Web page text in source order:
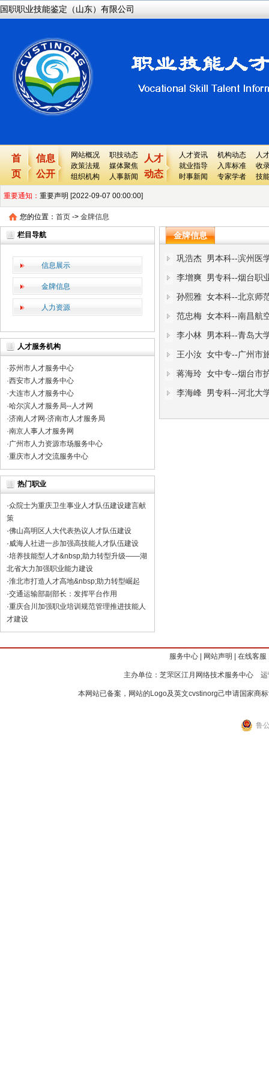
国职职业技能鉴定（山东）有限公司
首
页
信息
公开
网站概况
职技动态
政策法规
媒体聚焦
组织机构
人事新闻
人才
动态
人才资讯 机构动态
人
就业指导
入库标准
收
时事新闻
专家学者 技
重要通知： 重要声明 [2022-09-07 00:00:00]
国职网重要提醒及声明 [2022-04-13 00:00:00]
重要说明---关于国职网最新版证书上的各个栏目的详细解释 [2022-04-
关于国职网性质、业务等所有问题的常见问题 [2022-04-08 00:00:00]
关于国职网所发证书的重要性 [2022-04-08 00:00:00]
国职网在中华工商时报的登报声明，请避免上当受骗 [2022-04-07
关于国职网证书有效期的公告 [2023-04-12 00:00:00]
关于国职网业务停止的公告 [2023-03-11 00:00:00]
您的位置： 首页 -> 金牌信息
栏目导航
信息展示
金牌信息
人力资源
人才服务机构
·苏州市人才服务中心
·西安市人才服务中心
·大连市人才服务中心
·哈尔滨人才服务局--人才网
·济南人才网-济南市人才服务局
·南京人事人才服务网
·广州市人力资源市场服务中心
·重庆市人才交流服务中心
热门职业
·众院士为重庆卫生事业人才队伍建设建言献
策
·佛山高明区人大代表热议人才队伍建设
·威海人社进一步加强高技能人才队伍建设
·培养技能型人才&nbsp;助力转型升级——湖
北省大力加强职业能力建设
·淮北市打造人才高地&nbsp;助力转型崛起
·交通运输部副部长：发挥平台作用
·重庆合川加强职业培训规范管理推进技能人
才建设
金牌信息
巩浩杰 男本科--滨州医
李增爽 男专科--烟台职
孙熙雅 女本科--北京师
范忠梅 女本科--南昌航
李小林 男本科--青岛大
王小汝 女中专--广州市
蒋海玲 女中专--烟台市
李海峰 男专科--河北大
服务中心 网站声明 在线客服
主办单位：芝罘区江月网络技术服务中心
本网站已备案，网站的Logo及英文cvstinorg己申请国家商
鲁